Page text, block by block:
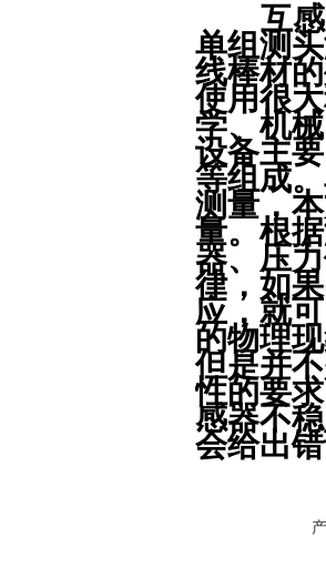
互
单组测
线棒材
使用很
学、机
设备主
等组成
测量，
量。根
器、压
律，如
应，就
的物理
但是并
性的要
感器不
会给出